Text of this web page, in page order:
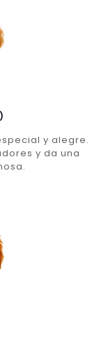
y alegre.
y da una